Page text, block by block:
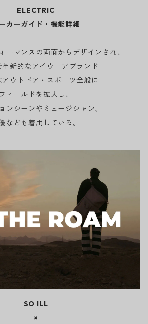
ELECTRIC
カーガイド・機能詳細
ーマンスの両面からデザインされ、
革新的なアイウェアブランド
アウトドア・スポーツ全般に
フィールドを拡大し、
ンシーンやミュージシャン、
なども着用している。
SO ILL
×